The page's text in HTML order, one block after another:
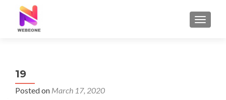
19
Posted on March 17, 2020